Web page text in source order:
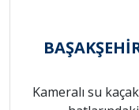
Kameralı su